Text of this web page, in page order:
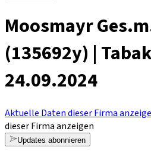
Moosmayr
(135692y) |
24.09.2024
Aktuelle Daten dieser Firma
dieser Firma anzeigen
Updates abonnieren